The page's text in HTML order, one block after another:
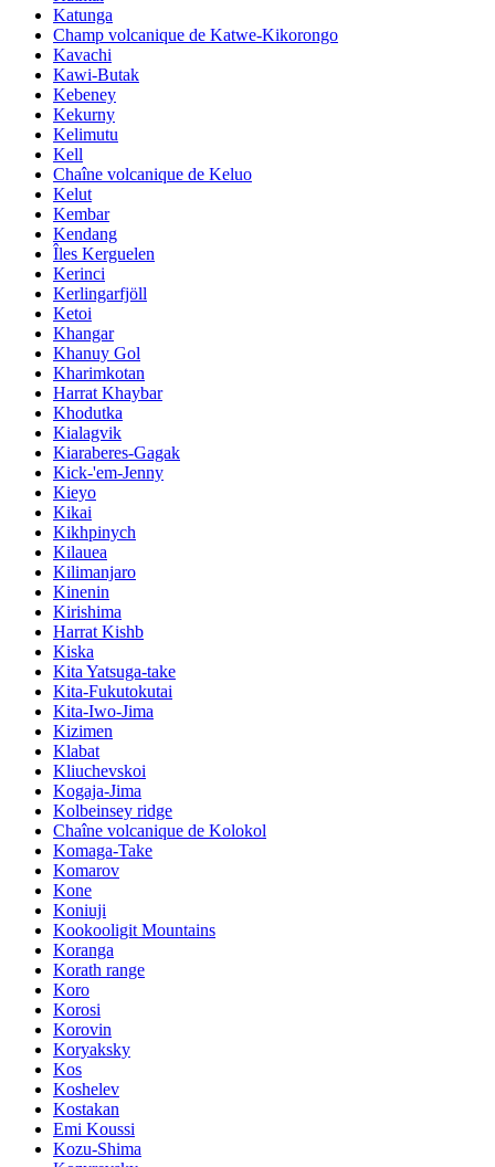
Katunga
Champ volcanique de Katwe-Kikorongo
Kavachi
Kawi-Butak
Kebeney
Kekurny
Kelimutu
Kell
Chaîne volcanique de Keluo
Kelut
Kembar
Kendang
Îles Kerguelen
Kerinci
Kerlingarfjöll
Ketoi
Khangar
Khanuy Gol
Kharimkotan
Harrat Khaybar
Khodutka
Kialagvik
Kiaraberes-Gagak
Kick-'em-Jenny
Kieyo
Kikai
Kikhpinych
Kilauea
Kilimanjaro
Kinenin
Kirishima
Harrat Kishb
Kiska
Kita Yatsuga-take
Kita-Fukutokutai
Kita-Iwo-Jima
Kizimen
Klabat
Kliuchevskoi
Kogaja-Jima
Kolbeinsey ridge
Chaîne volcanique de Kolokol
Komaga-Take
Komarov
Kone
Koniuji
Kookooligit Mountains
Koranga
Korath range
Koro
Korosi
Korovin
Koryaksky
Kos
Koshelev
Kostakan
Emi Koussi
Kozu-Shima